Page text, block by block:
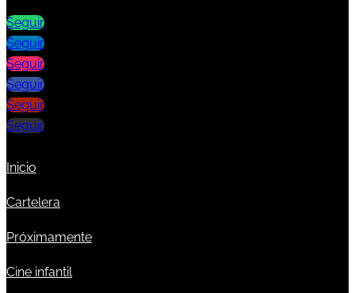
Seguir
Seguir
Seguir
Seguir
Seguir
Seguir
Inicio
Cartelera
Próximamente
Cine infantil